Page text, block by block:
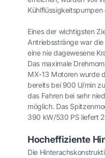
Kühlflüssigkeitspumpen
Eines der wichtigsten
Antriebsstränge war
eine nie dagewesene
Das maximale
MX-13 Motoren wurde
bereits bei 900 U/min
das Fahren bei sehr
möglich. Das
390 kW/530 PS liefert
Hocheffiziente
Die